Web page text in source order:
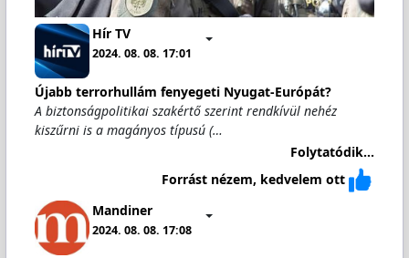
Hír TV
2024. 08. 08. 17:01
Újabb terrorhullám fenyegeti Nyugat-Európát?
A biztonságpolitikai szakértő szerint rendkívül nehéz
kiszűrni is a magányos típusú (…
Folytatódik...
Forrást nézem, kedvelem ott
Mandiner
2024. 08. 08. 17:08